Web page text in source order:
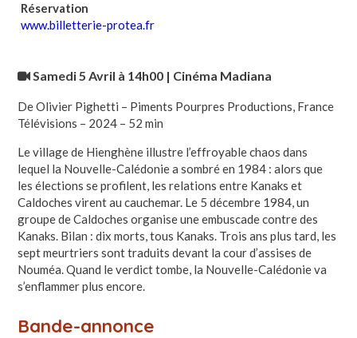
Réservation
www.billetterie-protea.fr
Samedi 5 Avril à 14h00 | Cinéma Madiana
De Olivier Pighetti – Piments Pourpres Productions, France
Télévisions – 2024 – 52 min
Le village de Hienghène illustre l’effroyable chaos dans
lequel la Nouvelle-Calédonie a sombré en 1984 : alors que
les élections se profilent, les relations entre Kanaks et
Caldoches virent au cauchemar. Le 5 décembre 1984, un
groupe de Caldoches organise une embuscade contre des
Kanaks. Bilan : dix morts, tous Kanaks. Trois ans plus tard, les
sept meurtriers sont traduits devant la cour d’assises de
Nouméa. Quand le verdict tombe, la Nouvelle-Calédonie va
s’enflammer plus encore.
Bande-annonce